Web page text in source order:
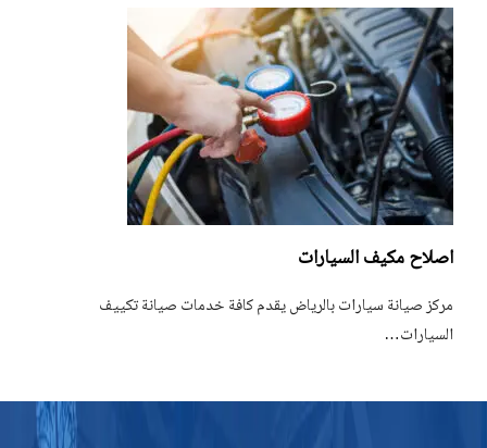
اصلاح مكيف السيارات
مركز صيانة سيارات بالرياض يقدم كافة خدمات صيانة تكييف
السيارات…